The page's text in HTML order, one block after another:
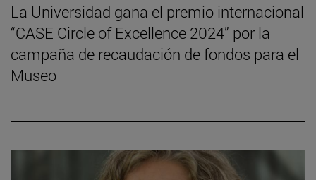
La Universidad gana el premio internacional
“CASE Circle of Excellence 2024” por la
campaña de recaudación de fondos para el
Museo